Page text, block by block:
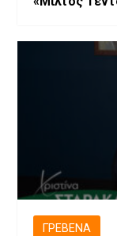
ΓΡΕΒΕΝΆ